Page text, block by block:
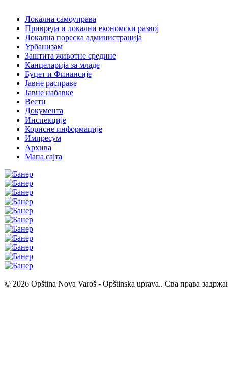
Локална самоуправа
Привреда и локални економски развој
Локална пореска администрација
Урбанизам
Заштита животне средине
Канцеларија за младе
Буџет и Финансије
Јавне расправе
Јавне набавке
Вести
Документа
Инспекције
Корисне информације
Импресум
Архива
Мапа сајта
© 2026 Opština Nova Varoš - Opštinska uprava.. Сва права